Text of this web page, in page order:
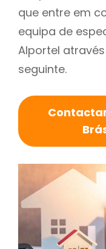
que entre em
equipa de
Alportel
seguinte.